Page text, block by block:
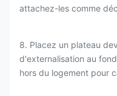
attachez-les comme
8. Placez un plateau
d'externalisation au
hors du logement pour